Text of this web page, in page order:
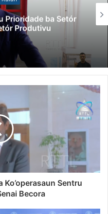
Prioridade ba Setór
Produtivu
Ko’operasaun Sentru
Becora